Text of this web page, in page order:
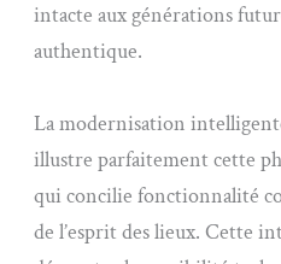
intacte aux générations
authentique.
La modernisation
illustre parfaitement cette
qui concilie fonctionnalité
de l’esprit des lieux. Cette